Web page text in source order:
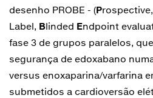
desenho PROBE - (Prospective,
Label, Blinded Endpoint
fase 3 de grupos paralelos,
segurança de edoxabano
versus enoxaparina/varfarina
submetidos a cardioversão